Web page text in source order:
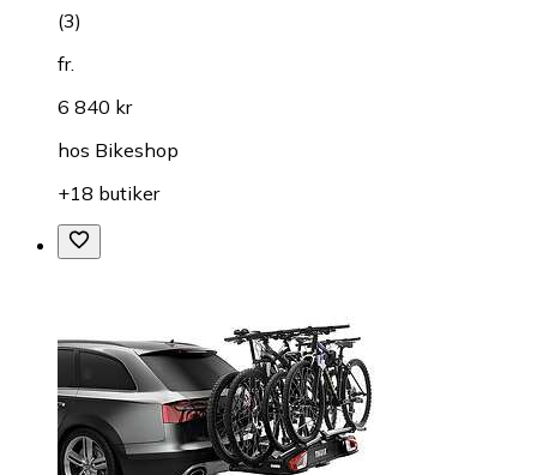
(3)
fr.
6 840 kr
hos Bikeshop
+18 butiker